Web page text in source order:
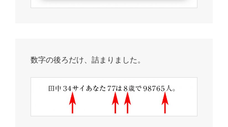
数字の後ろだけ、詰まりました。